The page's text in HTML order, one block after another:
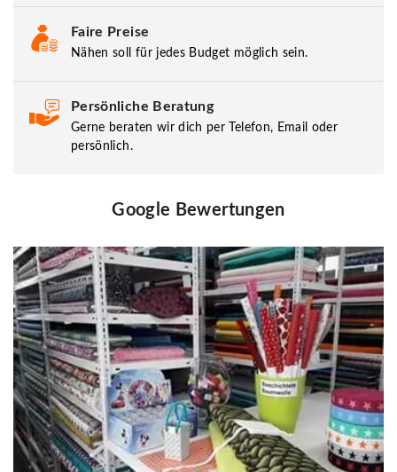
Faire Preise
Nähen soll für jedes Budget möglich sein.
Persönliche Beratung
Gerne beraten wir dich per Telefon, Email oder
persönlich.
Google Bewertungen